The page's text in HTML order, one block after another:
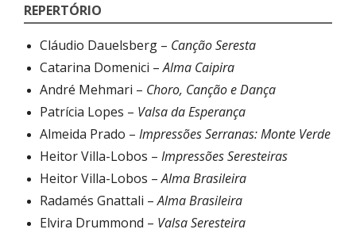
REPERTÓRIO
Cláudio Dauelsberg – Canção Seresta
Catarina Domenici –Alma Caipira
André Mehmari – Choro, Canção e Dança
Patrícia Lopes – Valsa da Esperança
Almeida Prado – Impressões Serranas: Monte Verde
Heitor Villa-Lobos – Impressões Seresteiras
Heitor Villa-Lobos –Alma Brasileira
Radamés Gnattali –Alma Brasileira
Elvira Drummond – Valsa Seresteira